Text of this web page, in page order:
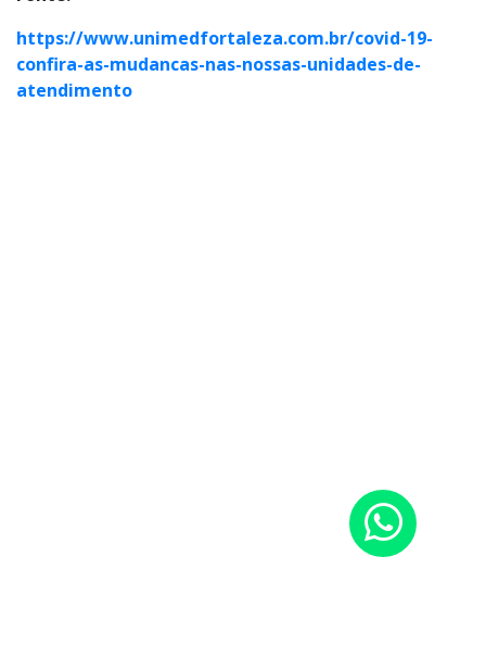
https://www.unimedfortaleza.com.br/covid-19-
confira-as-mudancas-nas-nossas-unidades-de-
atendimento